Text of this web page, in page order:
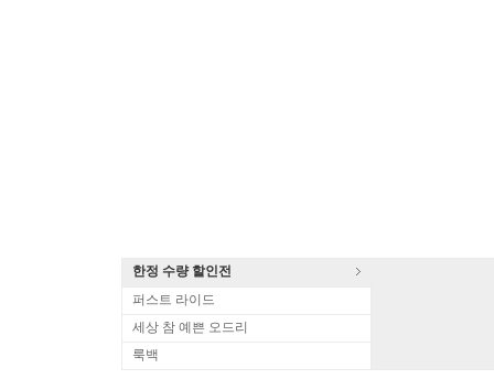
한정 수량 할인전
퍼스트 라이드
세상 참 예쁜 오드리
룩백